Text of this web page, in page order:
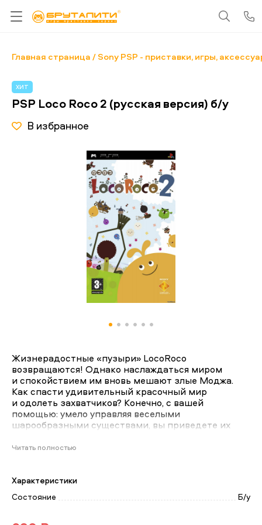
Главная страница Sony PSP - приставки, игры,
ХИТ
PSP Loco Roco 2 (русская версия) б/у
В избранное
Жизнерадостные «пузыри» LocoRoco
возвращаются! Однако наслаждаться миром
и спокойствием им вновь мешают злые Моджа.
Как спасти удивительный красочный мир
и одолеть захватчиков? Конечно, с вашей
помощью: умело управляя веселыми
шарообразными существами, вы приведете их
заставить малышей двигаться, нужно кренить их
уникальной.
Читать полностью
Характеристики
Состояние
Б/у